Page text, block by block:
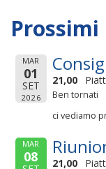
Prossimi
MAR
01
SET
2026
21,00
Ben tornati
ci vediamo
MAR
08 21,00